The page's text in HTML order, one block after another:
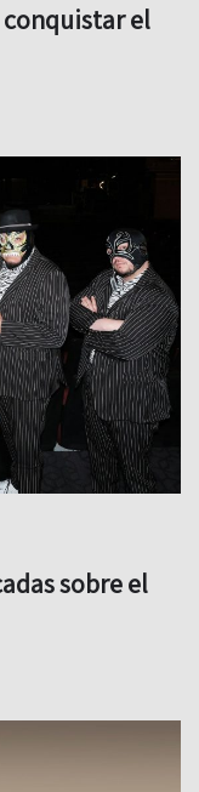
conquistar el
sobre el